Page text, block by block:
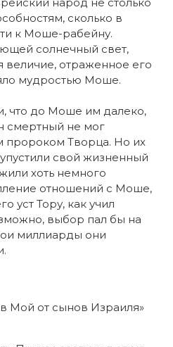
сколько в
к Моше-рабейну.
солнечный свет,
величие, отраженное его
мудростью Моше.
что до Моше им далеко,
смертный не мог
пророком Творца. Но их
свой жизненный
хоть немного
отношений с Моше,
уст Тору, как учил
выбор пал бы на
миллиарды они
Мой от сынов Израиля»